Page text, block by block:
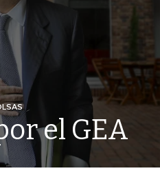
el GEA